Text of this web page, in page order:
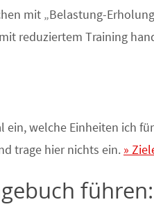
mit „Belastung-
reduziertem Training
welche Einheiten ich
trage hier nichts ein. »
führen: